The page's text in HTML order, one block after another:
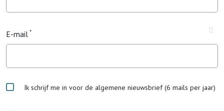
E-mail
Ik schrijf me in voor de algemene nieuwsbrief (6 mails per jaar)